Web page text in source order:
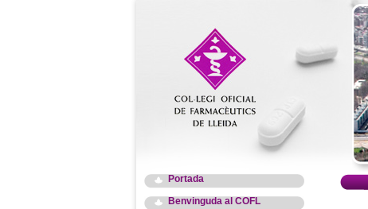
Portada
Benvinguda al COFL